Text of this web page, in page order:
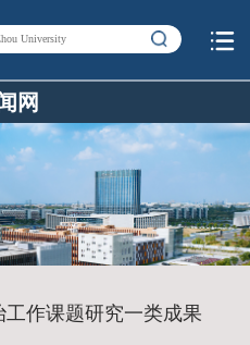
网
作课题研究一类成果